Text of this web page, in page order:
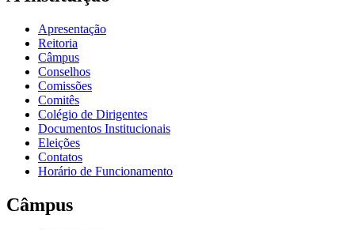
Apresentação
Reitoria
Câmpus
Conselhos
Comissões
Comitês
Colégio de Dirigentes
Documentos Institucionais
Eleições
Contatos
Horário de Funcionamento
Câmpus